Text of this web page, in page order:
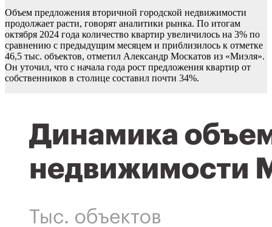
Объем предложения вторичной городской недвижимости
продолжает расти, говорят аналитики рынка. По итогам
октября 2024 года количество квартир увеличилось на 3% по
сравнению с предыдущим месяцем и приблизилось к отметке
46,5 тыс. объектов, отметил Александр Москатов из «Миэля».
Он уточил, что с начала года рост предложения квартир от
собственников в столице составил почти 34%.